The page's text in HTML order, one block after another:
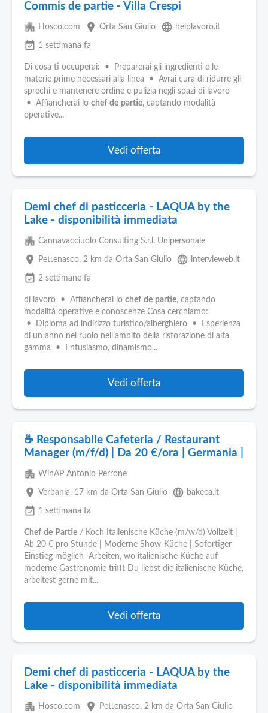
Commis de partie - Villa Crespi
apartment Hosco.com place Orta San Giulio language helplavoro.it
event_available 1 settimana fa
Di cosa ti occuperai: • Preparerai gli ingredienti e le
materie prime necessari alla linea • Avrai cura di ridurre gli
sprechi e mantenere ordine e pulizia negli spazi di lavoro
• Affiancherai lo chef de partie, captando modalità
operative...
Vedi offerta
Demi chef di pasticceria - LAQUA by the
Lake - disponibilità immediata
apartment Cannavacciuolo Consulting S.r.l. Unipersonale
place Pettenasco, 2 km da Orta San Giulio language intervieweb.it
event_available 2 settimane fa
di lavoro • Affiancherai lo chef de partie, captando
modalità operative e conoscenze Cosa cerchiamo:
• Diploma ad indirizzo turistico/alberghiero • Esperienza
di un anno nel ruolo nell’ambito della ristorazione di alta
gamma • Entusiasmo, dinamismo...
Vedi offerta
☕ Responsabile Cafeteria / Restaurant
Manager (m/f/d) | Da 20 €/ora | Germania |
apartment WinAP Antonio Perrone
place Verbania, 17 km da Orta San Giulio language bakeca.it
event_available 1 settimana fa
Chef de Partie / Koch Italienische Küche (m/w/d) Vollzeit |
Ab 20 € pro Stunde | Moderne Show-Küche | Sofortiger
Einstieg möglich ‍ Arbeiten, wo italienische Küche auf
moderne Gastronomie trifft Du liebst die italienische Küche,
arbeitest gerne mit...
Vedi offerta
Demi chef di pasticceria - LAQUA by the
Lake - disponibilità immediata
apartment Hosco.com place Pettenasco, 2 km da Orta San Giulio